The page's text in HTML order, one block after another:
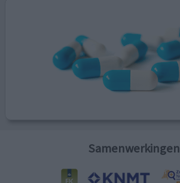
Samenwerkingen